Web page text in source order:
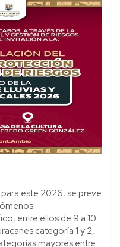
este 2026, se prevé
entre ellos de 9 a 10
categoría 1 y 2,
mayores entre